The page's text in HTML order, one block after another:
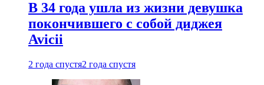
В 34 года ушла из жизни девушка
покончившего с собой диджея
Avicii
2 года спустя2 года спустя